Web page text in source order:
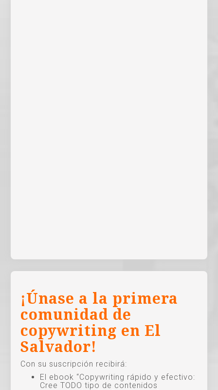
¡Únase a la primera
comunidad de
copywriting en El
Salvador!
Con su suscripción recibirá:
El ebook “Copywriting rápido y efectivo:
Cree TODO tipo de contenidos